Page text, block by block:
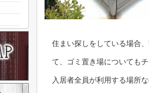
住まい探しをしている場合
て、ゴミ置き場についても
入居者全員が利用する場所